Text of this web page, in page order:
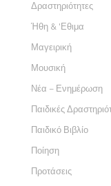
Δραστηριότητες
Ήθη & 'Εθιμα
Μαγειρική
Μουσική
Νέα – Ενημέρωση
Παιδικές
Παιδικό Βιβλίο
Ποίηση
Προτάσεις